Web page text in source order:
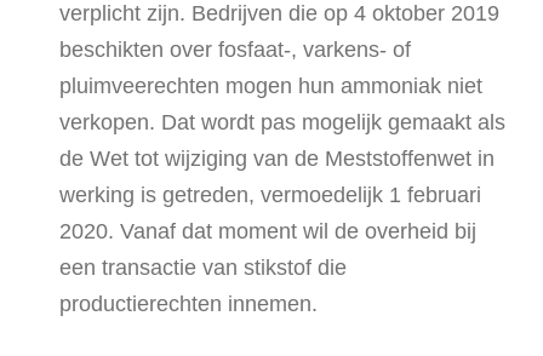
verplicht zijn. Bedrijven die op 4 oktober 2019
beschikten over fosfaat-, varkens- of
pluimveerechten mogen hun ammoniak niet
verkopen. Dat wordt pas mogelijk gemaakt als
de Wet tot wijziging van de Meststoffenwet in
werking is getreden, vermoedelijk 1 februari
2020. Vanaf dat moment wil de overheid bij
een transactie van stikstof die
productierechten innemen.